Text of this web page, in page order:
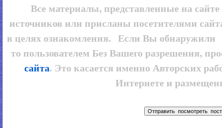
Все материалы, представленные на сайте
источников или присланы посетителями
в целях ознакомления. Если Вы
то пользователем Без Вашего разрешения,
сайта. Это касается именно Авторских
Интернете и